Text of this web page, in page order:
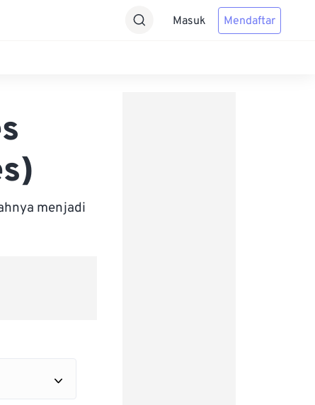
Masuk Mendaftar
menjadi